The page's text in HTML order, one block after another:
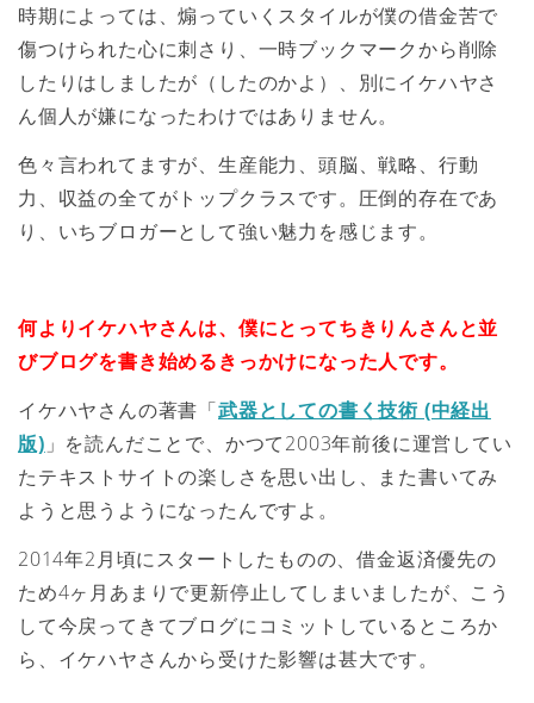
時期によっては、煽っていくスタイルが僕の借金苦で
傷つけられた心に刺さり、一時ブックマークから削除
したりはしましたが（したのかよ）、別にイケハヤさ
ん個人が嫌になったわけではありません。
色々言われてますが、生産能力、頭脳、戦略、行動
力、収益の全てがトップクラスです。圧倒的存在であ
り、いちブロガーとして強い魅力を感じます。
何よりイケハヤさんは、僕にとってちきりんさんと並
びブログを書き始めるきっかけになった人です。
イケハヤさんの著書「武器としての書く技術 (中経出
版) 」を読んだことで、かつて2003年前後に運営してい
たテキストサイトの楽しさを思い出し、また書いてみ
ようと思うようになったんですよ。
2014年2月頃にスタートしたものの、借金返済優先の
ため4ヶ月あまりで更新停止してしまいましたが、こう
して今戻ってきてブログにコミットしているところか
ら、イケハヤさんから受けた影響は甚大です。